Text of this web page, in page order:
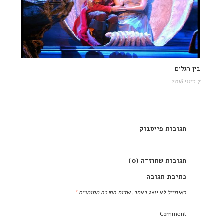
בין הגלים
7 ביוני 2018
תגובות פייסבוק
תגובות שחרזדה (0)
כתיבת תגובה
האימייל לא יוצג באתר. שדות החובה מסומנים*
Comment